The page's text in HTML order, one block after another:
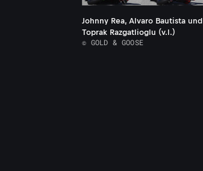
Johnny Rea, Alvaro Bautista und
Toprak Razgatlioglu (v.l.)
© GOLD & GOOSE